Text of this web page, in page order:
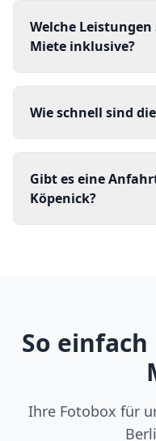
Welche
Miete inklusive?
Wie schnell sind
Gibt es eine
Köpenick?
So
Ihre Fotobox für